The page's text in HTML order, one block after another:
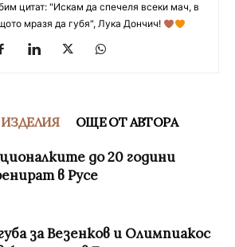
цитат: "Искам да спечеля всеки мач, в
мразя да губя", Лука Дончич!
ОЩЕ ОТ АВТОРА
до 20 години
в Русе
за Везенков и Олимпиакос